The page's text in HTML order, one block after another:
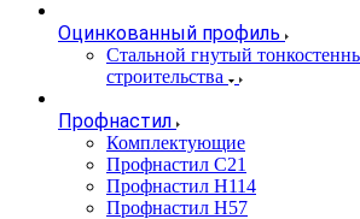
Оцинкованный профиль
Стальной гнутый
строительства
Профнастил
Комплектующие
Профнастил C21
Профнастил Н114
Профнастил Н57